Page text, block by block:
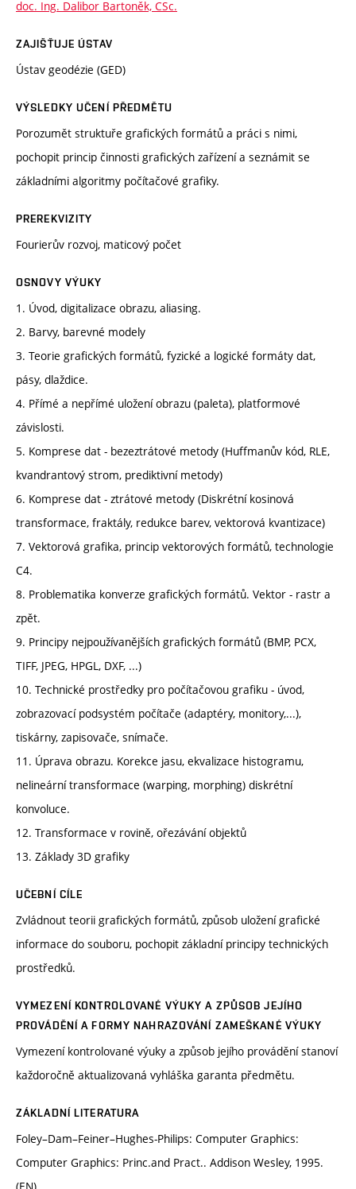
doc. Ing. Dalibor Bartoněk, CSc.
ZAJIŠŤUJE ÚSTAV
Ústav geodézie (GED)
VÝSLEDKY UČENÍ PŘEDMĚTU
Porozumět struktuře grafických formátů a práci s nimi,
pochopit princip činnosti grafických zařízení a seznámit se
základními algoritmy počítačové grafiky.
PREREKVIZITY
Fourierův rozvoj, maticový počet
OSNOVY VÝUKY
1. Úvod, digitalizace obrazu, aliasing.
2. Barvy, barevné modely
3. Teorie grafických formátů, fyzické a logické formáty dat,
pásy, dlaždice.
4. Přímé a nepřímé uložení obrazu (paleta), platformové
závislosti.
5. Komprese dat - bezeztrátové metody (Huffmanův kód, RLE,
kvandrantový strom, prediktivní metody)
6. Komprese dat - ztrátové metody (Diskrétní kosinová
transformace, fraktály, redukce barev, vektorová kvantizace)
7. Vektorová grafika, princip vektorových formátů, technologie
C4.
8. Problematika konverze grafických formátů. Vektor - rastr a
zpět.
9. Principy nejpoužívanějších grafických formátů (BMP, PCX,
TIFF, JPEG, HPGL, DXF, ...)
10. Technické prostředky pro počítačovou grafiku - úvod,
zobrazovací podsystém počítače (adaptéry, monitory,...),
tiskárny, zapisovače, snímače.
11. Úprava obrazu. Korekce jasu, ekvalizace histogramu,
nelineární transformace (warping, morphing) diskrétní
konvoluce.
12. Transformace v rovině, ořezávání objektů
13. Základy 3D grafiky
UČEBNÍ CÍLE
Zvládnout teorii grafických formátů, způsob uložení grafické
informace do souboru, pochopit základní principy technických
prostředků.
VYMEZENÍ KONTROLOVANÉ VÝUKY A ZPŮSOB JEJÍHO
PROVÁDĚNÍ A FORMY NAHRAZOVÁNÍ ZAMEŠKANÉ VÝUKY
Vymezení kontrolované výuky a způsob jejího provádění stanoví
každoročně aktualizovaná vyhláška garanta předmětu.
ZÁKLADNÍ LITERATURA
Foley–Dam–Feiner–Hughes-Philips: Computer Graphics:
Computer Graphics: Princ.and Pract.. Addison Wesley, 1995.